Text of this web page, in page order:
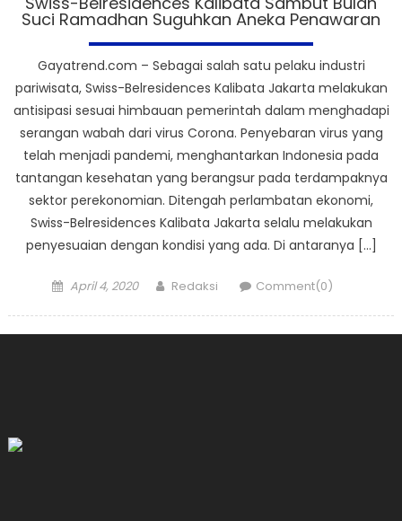
Suci Ramadhan Suguhkan Aneka Penawaran
Gayatrend.com – Sebagai salah satu pelaku industri
pariwisata, Swiss-Belresidences Kalibata Jakarta melakukan
antisipasi sesuai himbauan pemerintah dalam menghadapi
serangan wabah dari virus Corona. Penyebaran virus yang
telah menjadi pandemi, menghantarkan Indonesia pada
tantangan kesehatan yang berangsur pada terdampaknya
sektor perekonomian. Ditengah perlambatan ekonomi,
Swiss-Belresidences Kalibata Jakarta selalu melakukan
penyesuaian dengan kondisi yang ada. Di antaranya […]
Posted
April 4, 2020 Author
Redaksi Comment(0)